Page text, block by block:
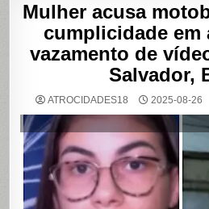
Mulher acusa
cumplicidade em
vazamento de
Salvador,
ATROCIDADES18 2025-08-26